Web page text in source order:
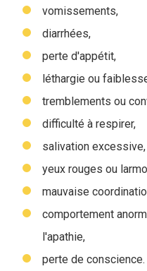
vomissements,
diarrhées,
perte d'appétit,
léthargie ou
tremblements ou
difficulté à respirer,
salivation excessive,
yeux rouges ou
mauvaise
comportement
l'apathie,
perte de conscience.